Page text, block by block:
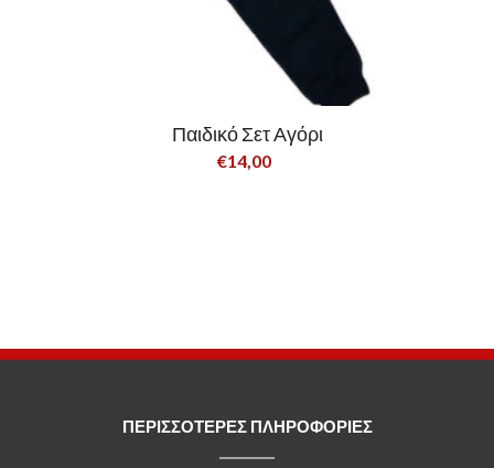
Παιδικό Σετ Αγόρι
€14,00
ΠΕΡΙΣΣΟΤΕΡΕΣ ΠΛΗΡΟΦΟΡΙΕΣ